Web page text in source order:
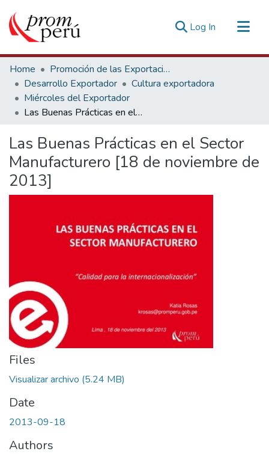
Log In (current)
Communities & Collections
All of DSpace
Statistics
Estadísticas Externas
Home
Promoción de las Exportaciones
Desarrollo Exportador
Cultura exportadora
Miércoles del Exportador
Las Buenas Prácticas en el Sector Manufacturero [18 de noviembre de 2013]
Las Buenas Prácticas en el Sector
Manufacturero [18 de noviembre de
2013]
Files
Visualizar archivo (5.24 MB)
Date
2013-09-18
Authors